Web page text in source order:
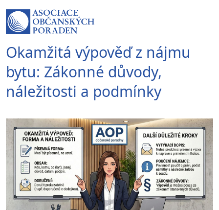
Okamžitá výpověď z nájmu
bytu: Zákonné důvody,
náležitosti a podmínky